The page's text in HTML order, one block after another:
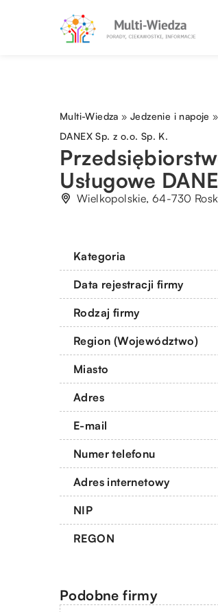
Multi-Wiedza »Jedzenie i napoje »
DANEX Sp. z o.o. Sp. K.
Usługowe
Wielkopolskie, 64-730
Kategoria
Data rejestracji firmy
Rodzaj firmy
Region (Województwo)
Miasto
Adres
E-mail
Numer telefonu
Adres internetowy
NIP
REGON
Podobne firmy